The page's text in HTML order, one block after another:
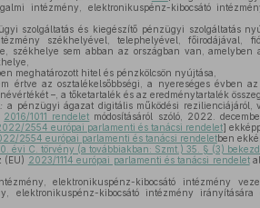
intézmény, elektronikuspénz-kibocsátó
szolgáltatás és kiegészítő pénzügyi szolgáltatás
székhelyével, telephelyével, főirodájával,
székhelye sem abban az országban van, amelyben
meghatározott hitel és pénzkölcsön nyújtása,
értve az osztalékelsőbbségi, a nyereséges évben
–, a tőketartalék és az eredménytartalék
a pénzügyi ágazat digitális működési
2016/1011 rendelet módosításáról szóló, 2022.
2554 európai parlamenti és tanácsi rendelet]
2554 európai parlamenti és tanácsi rendeletben
évi C. törvény (a továbbiakban: Szmt.) 35. § (3)
(EU) 2023/1114 európai parlamenti és tanácsi rendelet
elektronikuspénz-kibocsátó intézmény
elektronikuspénz-kibocsátó intézmény